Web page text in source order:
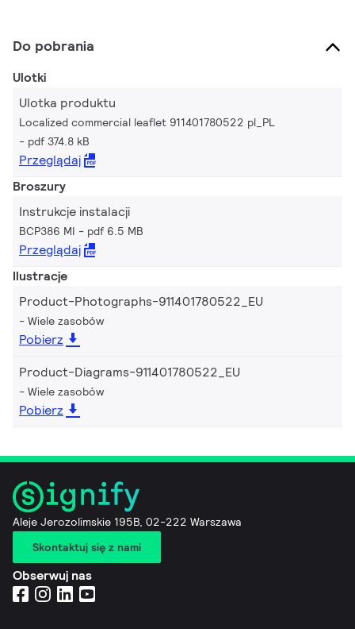
Do pobrania
Ulotki
Ulotka produktu
Localized commercial leaflet 911401780522 pl_PL
pdf 374.8 kB
Przeglądaj
Broszury
Instrukcje instalacji
BCP386 MI pdf 6.5 MB
Przeglądaj
Ilustracje
Product-Photographs-911401780522_EU
Wiele zasobów
Pobierz
Product-Diagrams-911401780522_EU
Wiele zasobów
Pobierz
Aleje Jerozolimskie 195B, 02-222 Warszawa
Skontaktuj się z nami
Obserwuj nas